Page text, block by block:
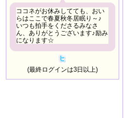
ココネがお休みしてても、おい
らはここで春夏秋冬居眠り～♪
いつも拍手をくださるみなさ
ん、ありがとうございます♪励み
になります☆
(最終ログインは3日以上)